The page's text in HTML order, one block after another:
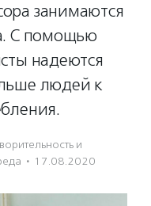
занимаются
С помощью
надеются
людей к
и
· 17.08.2020